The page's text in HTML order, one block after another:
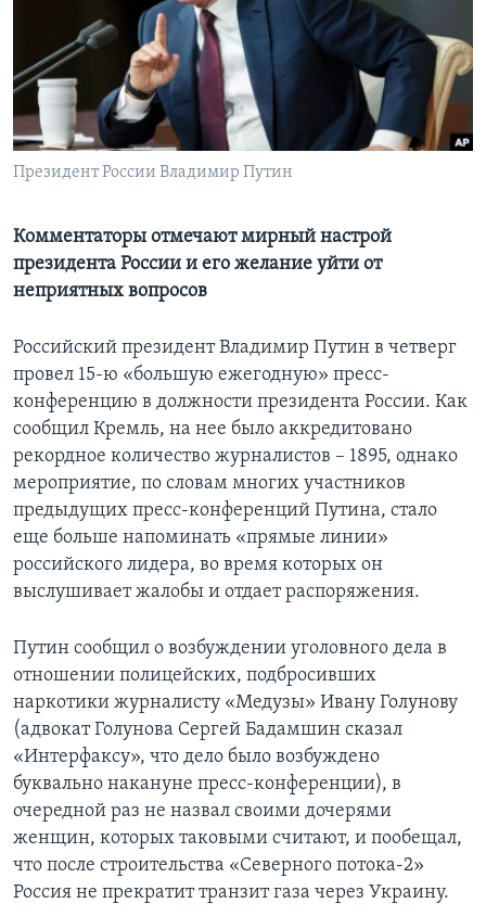
Learning English
СОЦИАЛЬНЫЕ СЕТИ
Президент России Владимир Путин
Комментаторы отмечают мирный настрой
президента России и его желание уйти от
неприятных вопросов
Российский президент Владимир Путин в четверг
провел 15-ю «большую ежегодную» пресс-
конференцию в должности президента России. Как
сообщил Кремль, на нее было аккредитовано
рекордное количество журналистов – 1895, однако
мероприятие, по словам многих участников
предыдущих пресс-конференций Путина, стало
еще больше напоминать «прямые линии»
российского лидера, во время которых он
выслушивает жалобы и отдает распоряжения.
Путин сообщил о возбуждении уголовного дела в
отношении полицейских, подбросивших
наркотики журналисту «Медузы» Ивану Голунову
(адвокат Голунова Сергей Бадамшин сказал
«Интерфаксу», что дело было возбуждено
буквально накануне пресс-конференции), в
очередной раз не назвал своими дочерями
женщин, которых таковыми считают, и пообещал,
что после строительства «Северного потока-2»
Россия не прекратит транзит газа через Украину.